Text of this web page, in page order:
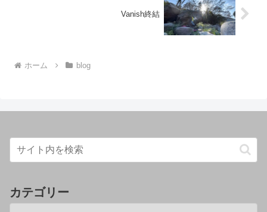
Vanish終結
ホーム blog
カテゴリー